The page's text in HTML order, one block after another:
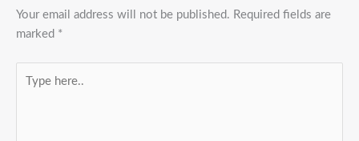
Your email address will not be published. Required fields are
marked *
here..